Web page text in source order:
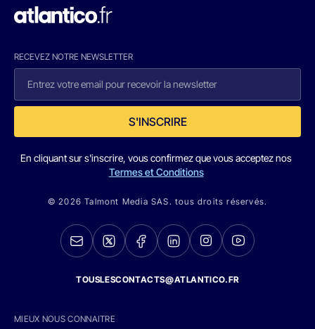
RECEVEZ NOTRE NEWSLETTER
S'INSCRIRE
En cliquant sur s'inscrire, vous confirmez que vous acceptez nos
Termes et Conditions
© 2026 Talmont Media SAS. tous droits réservés.
TOUSLESCONTACTS@ATLANTICO.FR
MIEUX NOUS CONNAITRE